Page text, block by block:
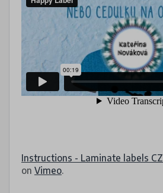
Instructions - Laminate labels CZ
on Vimeo.